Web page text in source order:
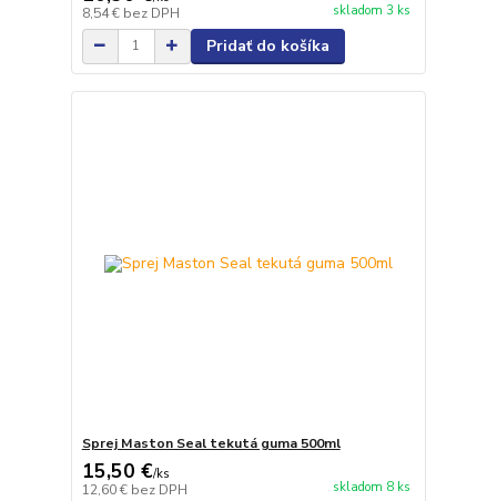
8,54 € bez DPH skladom 3 ks
Pridať do košíka
Sprej Maston Seal tekutá guma 500ml
15,50 €/ks
12,60 € bez DPH skladom 8 ks